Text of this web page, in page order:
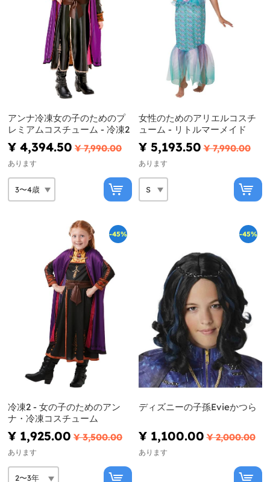
アンナ冷凍女の子のためのプ
レミアムコスチューム - 冷凍2
¥ 4,394.50 ¥ 7,990.00
あります
女性のためのアリエルコスチ
ューム - リトルマーメイド
¥ 5,193.50 ¥ 7,990.00
あります
-45%
冷凍2 - 女の子のためのアン
ナ・冷凍コスチューム
¥ 1,925.00 ¥ 3,500.00
あります
-45%
ディズニーの子孫Evieかつら
¥ 1,100.00 ¥ 2,000.00
あります